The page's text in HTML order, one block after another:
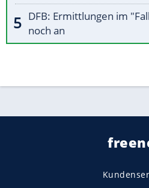
DFB: Ermittlungen im
noch an